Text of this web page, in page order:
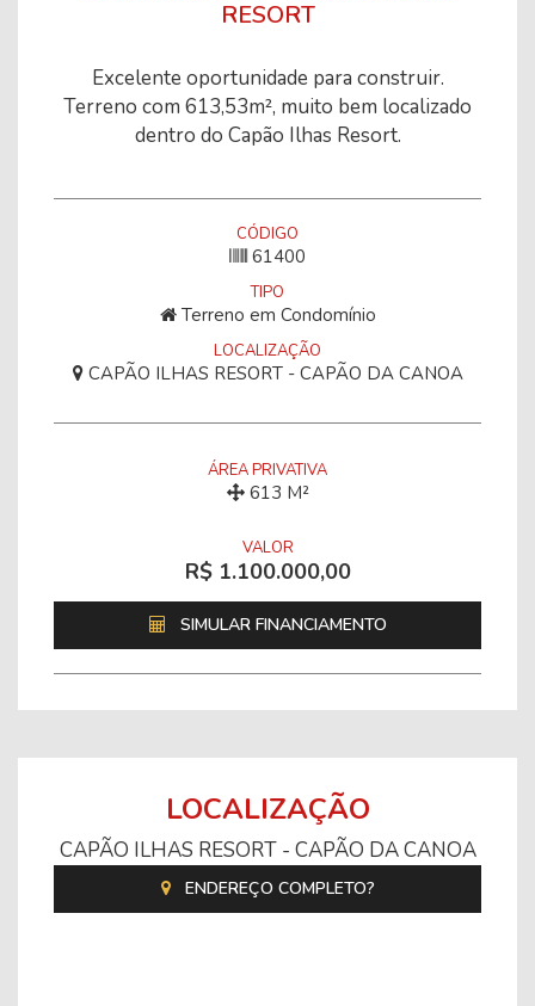
RESORT
Excelente oportunidade para construir.
Terreno com 613,53m², muito bem localizado
dentro do Capão Ilhas Resort.
CÓDIGO
61400
TIPO
Terreno em Condomínio
LOCALIZAÇÃO
CAPÃO ILHAS RESORT - CAPÃO DA CANOA
ÁREA PRIVATIVA
613 M²
VALOR
R$ 1.100.000,00
SIMULAR FINANCIAMENTO
LOCALIZAÇÃO
CAPÃO ILHAS RESORT - CAPÃO DA CANOA
ENDEREÇO COMPLETO?